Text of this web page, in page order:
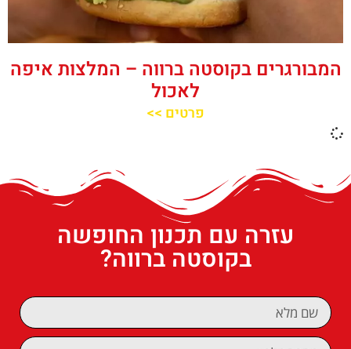
המבורגרים בקוסטה ברווה – המלצות איפה
לאכול
פרטים >>
עזרה עם תכנון החופשה
בקוסטה ברווה?